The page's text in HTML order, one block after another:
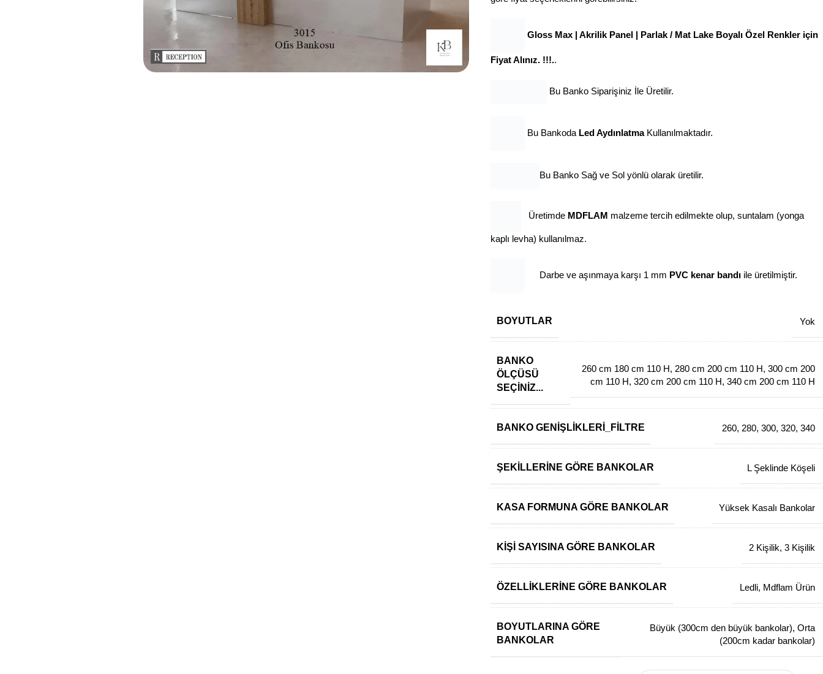
Gloss Max | Akrilik Panel | Parlak / Mat Lake Boyalı Özel Renkler için
Fiyat Alınız. !!!..
Bu Banko Siparişiniz İle Üretilir.
Bu Bankoda Led AydınlatmaKullanılmaktadır.
Bu Banko Sağ ve Sol yönlü olarak üretilir.
Üretimde MDFLAM malzeme tercih edilmekte olup, suntalam (yonga
kaplı levha) kullanılmaz.
Darbe ve aşınmaya karşı 1 mm PVC kenar bandı ile üretilmiştir.
BOYUTLAR Yok
BANKO
ÖLÇÜSÜ
SEÇINIZ...
260 cm 180 cm 110 H, 280 cm 200 cm 110 H,300 cm 200
cm 110 H,320 cm 200 cm 110 H,340 cm 200 cm 110 H
BANKO GENIŞLIKLERI_FILTRE 260, 280,300,320,340
ŞEKILLERINE GÖRE BANKOLAR L Şeklinde Köşeli
KASA FORMUNA GÖRE BANKOLAR Yüksek Kasalı Bankolar
KIŞI SAYISINA GÖRE BANKOLAR 2 Kişilik,3 Kişilik
ÖZELLIKLERINE GÖRE BANKOLAR Ledli, Mdflam Ürün
BOYUTLARINA GÖRE
BANKOLAR
Büyük (300cm den büyük bankolar),Orta
(200cm kadar bankolar)